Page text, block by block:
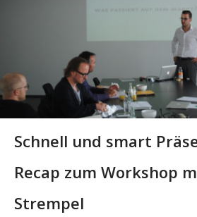
Schnell und smart
Recap zum Workshop
Strempel